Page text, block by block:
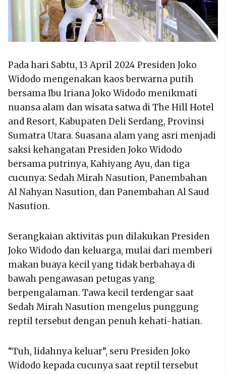
Pada hari Sabtu, 13 April 2024 Presiden Joko
Widodo mengenakan kaos berwarna putih
bersama Ibu Iriana Joko Widodo menikmati
nuansa alam dan wisata satwa di The Hill Hotel
and Resort, Kabupaten Deli Serdang, Provinsi
Sumatra Utara. Suasana alam yang asri menjadi
saksi kehangatan Presiden Joko Widodo
bersama putrinya, Kahiyang Ayu, dan tiga
cucunya: Sedah Mirah Nasution, Panembahan
Al Nahyan Nasution, dan Panembahan Al Saud
Nasution.
Serangkaian aktivitas pun dilakukan Presiden
Joko Widodo dan keluarga, mulai dari memberi
makan buaya kecil yang tidak berbahaya di
bawah pengawasan petugas yang
berpengalaman. Tawa kecil terdengar saat
Sedah Mirah Nasution mengelus punggung
reptil tersebut dengan penuh kehati-hatian.
“Tuh, lidahnya keluar”, seru Presiden Joko
Widodo kepada cucunya saat reptil tersebut